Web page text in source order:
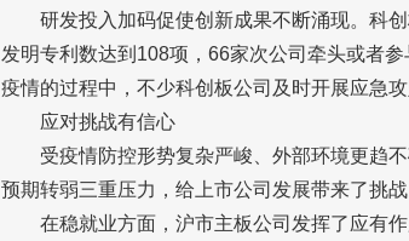
研发投入加码促使创新成果不断涌现。科
发明专利数达到108项，66家次公司牵头或者
疫情的过程中，不少科创板公司及时开展应急
应对挑战有信心
受疫情防控形势复杂严峻、外部环境更趋
预期转弱三重压力，给上市公司发展带来了挑战
在稳就业方面，沪市主板公司发挥了应有